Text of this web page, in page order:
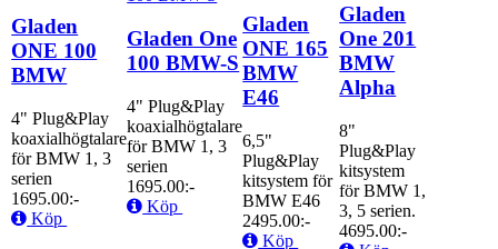
Gladen
ONE 100
BMW
4" Plug&Play
koaxialhögtalare
för BMW 1, 3
serien
1695.00:-
Köp
Gladen One
100 BMW-S
4" Plug&Play
koaxialhögtalare
för BMW 1, 3
serien
1695.00:-
Köp
Gladen
ONE 165
BMW
E46
6,5"
Plug&Play
kitsystem för
BMW E46
2495.00:-
Köp
Gladen
One 201
BMW
Alpha
8"
Plug&Play
kitsystem
för BMW 1,
3, 5 serien.
4695.00:-